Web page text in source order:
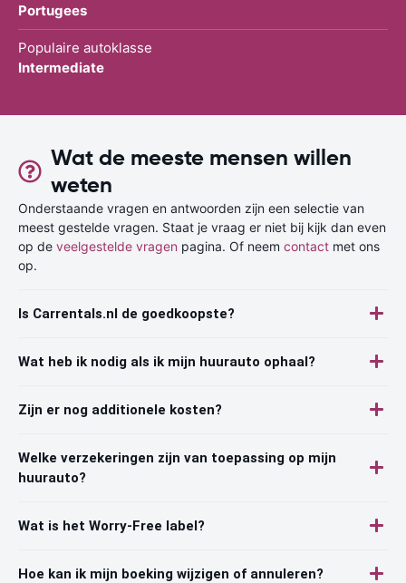
Portugees
Populaire autoklasse
Intermediate
Wat de meeste mensen willen
weten
Onderstaande vragen en antwoorden zijn een selectie van
meest gestelde vragen. Staat je vraag er niet bij kijk dan even
op de veelgestelde vragen pagina. Of neem contact met ons
op.
Is Carrentals.nl de goedkoopste?
Wat heb ik nodig als ik mijn huurauto ophaal?
Zijn er nog additionele kosten?
Welke verzekeringen zijn van toepassing op mijn
huurauto?
Wat is het Worry-Free label?
Hoe kan ik mijn boeking wijzigen of annuleren?